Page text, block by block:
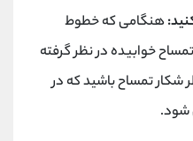
هنگامی که خطوط
خوابیده در نظر گرفته
تمساح باشید که در
شود.